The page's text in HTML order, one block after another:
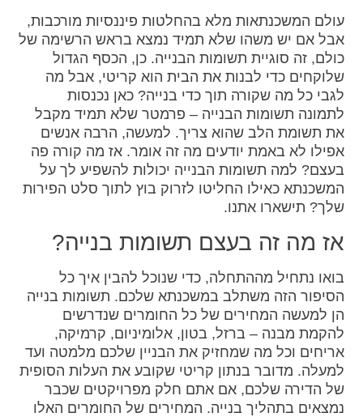
עולם המשכנתאות מלא בהחלטות פיננסיות מורכבות,
אבל אם יש משהו שלא תמיד נמצא בראש הרשימה של
כולם, זה סוגיית תשומות הבנייה. כן, הכסף הגדול
שלוקחים כדי לבנות את הבית הוא קריטי, אבל מה
לגבי כל מה שקורה תוך כדי בנייה? כאן נכנסות
לתמונה תשומות הבנייה – פרמטר שלא תמיד מקבל
את תשומת הלב שהוא צריך. למעשה, הרבה אנשים
אפילו לא באמת יודעים מה זה אומר. אז מה קורה פה
בעצם? למה תשומות הבנייה יכולות להשפיע לך על
המשכנתא כאילו החליטו לזרוק בוץ לתוך סלט הפירות
שלך? תישארו אתנו.
אז מה זה בעצם תשומות בנייה?
בואו נתחיל מההתחלה, כדי שנוכל להבין איך כל
הסיפור הזה משתלב במשכנתא שלכם. תשומות בנייה
הן למעשה המחירים של כל החומרים שנדרשים
להקמת מבנה – ברזל, בטון, אלומיניום, קרמיקה,
אריחים וכל מה שמחזיק את הבניין שלכם מלמטה ועד
למעלה. מדובר בנתון קריטי שקובע את העלות הסופית
של הדירה שלכם, אם אתם חלק מפרויקטים שכבר
נמצאים בתהליך בנייה. המחירים של החומרים האלו